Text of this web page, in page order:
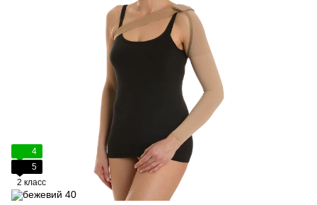
4
5
2 класс